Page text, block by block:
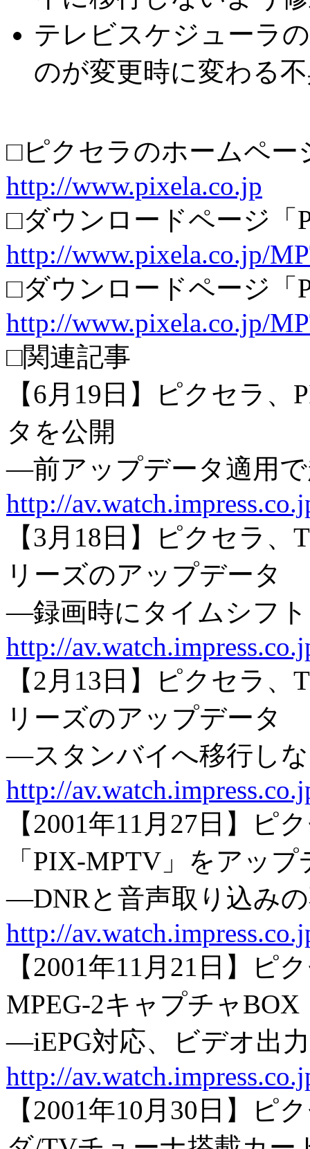
テレビスケジューラ
のが変更時に変わる
□ピクセラのホームペー
http://www.pixela.co.jp
□ダウンロードページ「
http://www.pixela.co.jp/
□ダウンロードページ「
http://www.pixela.co.jp/
□関連記事
【6月19日】ピクセラ
タを公開
―前アップデータ適用
http://
【3月18日】ピクセラ
リーズのアップデータ
―録画時にタイムシフ
http://
【2月13日】ピクセラ
リーズのアップデータ
―スタンバイへ移行し
http://
【2001年11月27日】ピ
「PIX-MPTV」をアップ
―DNRと音声取り込み
http://
【2001年11月21日】ピ
MPEG-2キャプチャBOX
―iEPG対応、ビデオ出
http://
【2001年10月30日】ピ